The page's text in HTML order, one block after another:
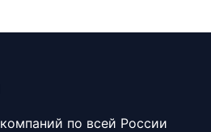
по всей России